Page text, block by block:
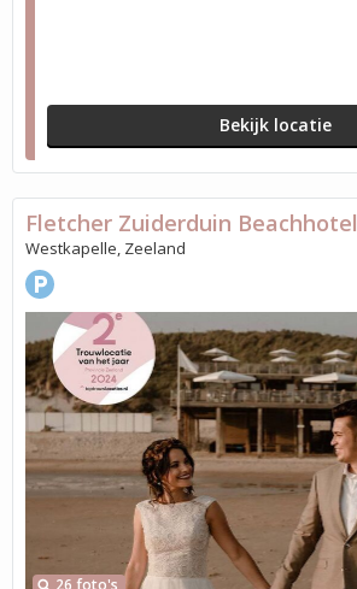
Bekijk locatie
26 foto's
Fletcher Zuiderduin Beachhotel
Westkapelle, Zeeland